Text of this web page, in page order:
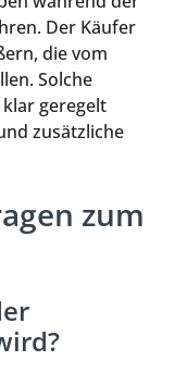
Der Käufer
die vom
Solche
geregelt
zusätzliche
zum